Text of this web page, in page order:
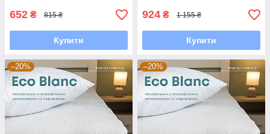
652 ₴ 815 ₴
Купити
924 ₴ 1 155 ₴
Купити
–20% –20%